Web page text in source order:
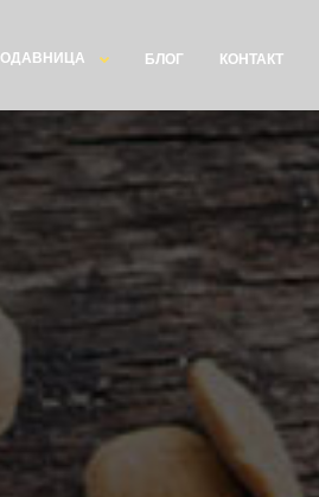
БЛОГ КОНТАКТ